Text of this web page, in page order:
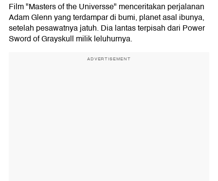
Film "Masters of the Universse" menceritakan perjalanan
Adam Glenn yang terdampar di bumi, planet asal ibunya,
setelah pesawatnya jatuh. Dia lantas terpisah dari Power
Sword of Grayskull milik leluhurnya.
ADVERTISEMENT